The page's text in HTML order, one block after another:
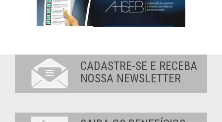
CADASTRE-SE E RECEBA
NOSSA NEWSLETTER